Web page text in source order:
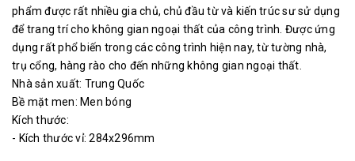
phẩm được rất nhiều gia chủ, chủ đầu từ và kiến trúc sư sử dụng
để trang trí cho không gian ngoại thất của công trình. Được ứng
dụng rất phổ biến trong các công trình hiện nay, từ tường nhà,
trụ cổng, hàng rào cho đến những không gian ngoại thất.
Nhà sản xuất: Trung Quốc
Bề mặt men: Men bóng
Kích thước:
- Kích thước vỉ: 284x296mm